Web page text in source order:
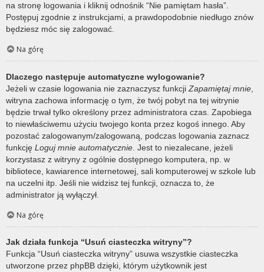
na stronę logowania i kliknij odnośnik “Nie pamiętam hasła”.
Postępuj zgodnie z instrukcjami, a prawdopodobnie niedługo znów
będziesz móc się zalogować.
Na górę
Dlaczego następuje automatyczne wylogowanie?
Jeżeli w czasie logowania nie zaznaczysz funkcji Zapamiętaj mnie
witryna zachowa informację o tym, że twój pobyt na tej witrynie
będzie trwał tylko określony przez administratora czas. Zapobiega
to niewłaściwemu użyciu twojego konta przez kogoś innego. Aby
pozostać zalogowanym/zalogowaną, podczas logowania zaznacz
funkcję Loguj mnie automatycznie . Jest to niezalecane, jeżeli
korzystasz z witryny z ogólnie dostępnego komputera, np. w
bibliotece, kawiarence internetowej, sali komputerowej w szkole lub
na uczelni itp. Jeśli nie widzisz tej funkcji, oznacza to, że
administrator ją wyłączył.
Na górę
Jak działa funkcja “Usuń ciasteczka witryny”?
Funkcja “Usuń ciasteczka witryny” usuwa wszystkie ciasteczka
utworzone przez phpBB dzięki, którym użytkownik jest